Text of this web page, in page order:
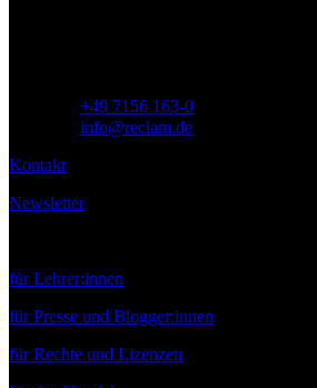
+49 7156 163-0
info@reclam.de
Kontakt
Newsletter
für Lehrer:innen
für Presse und Blogger:innen
für Rechte und Lizenzen